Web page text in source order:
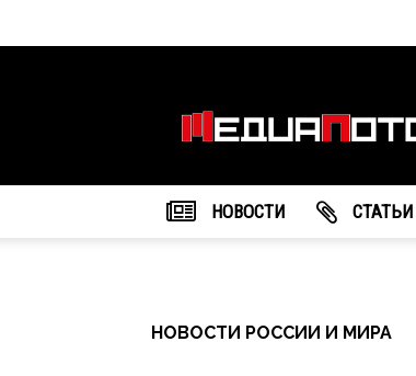
агентство
НОВОСТИ CТАТЬИ
НОВОСТИ РОССИИ И МИРА